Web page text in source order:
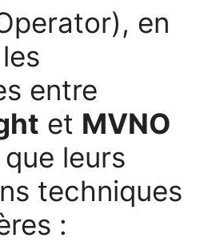
en
entre
et MVNO
leurs
techniques
: